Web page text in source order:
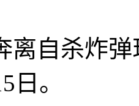
离自杀炸
日。